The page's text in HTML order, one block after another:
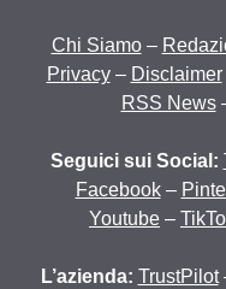
Chi Siamo–
Privacy– Disclaimer
RSS News
Seguici sui Social:
Facebook–
Youtube –
L’azienda: TrustPilot